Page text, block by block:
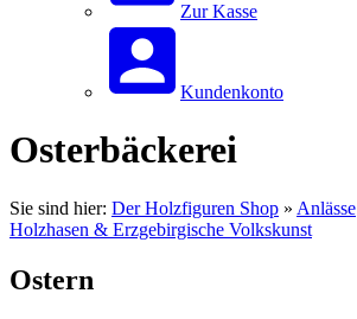
Zur Kasse
Kundenkonto
Osterbäckerei
Sie sind hier: Der Holzfiguren Shop » Anlässe
Holzhasen & Erzgebirgische Volkskunst
Ostern